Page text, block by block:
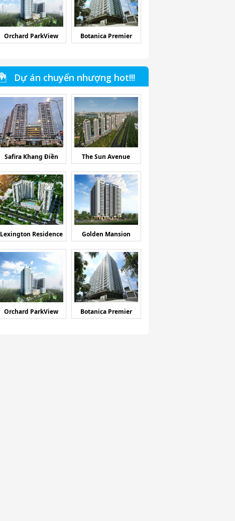
Orchard ParkView Botanica Premier
Dự án chuyển nhượng hot!!!
Safira Khang Điền The Sun Avenue
Lexington Residence Golden Mansion
Orchard ParkView Botanica Premier